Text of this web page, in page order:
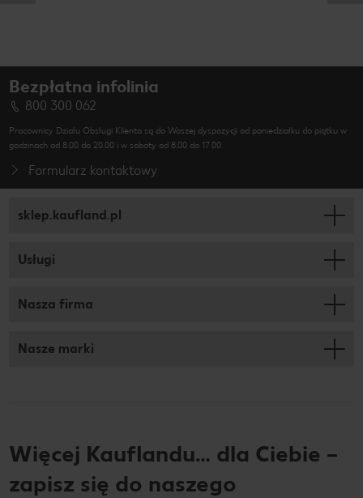
Bezpłatna infolinia
800 300 062
Pracownicy Działu Obsługi Klienta są do Waszej dyspozycji od poniedziałku do piątku w
godzinach od 8.00 do 20.00 i w soboty od 8.00 do 17.00.
Formularz kontaktowy
sklep.kaufland.pl
Usługi
Nasza firma
Nasze marki
Więcej Kauflandu… dla Ciebie –
zapisz się do naszego